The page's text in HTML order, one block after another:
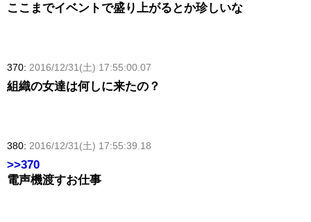
ここまでイベントで盛り上がるとか珍しいな
370: 2016/12/31(土) 17:55:00.07
組織の女達は何しに来たの？
380: 2016/12/31(土) 17:55:39.18
>>370
電声機渡すお仕事